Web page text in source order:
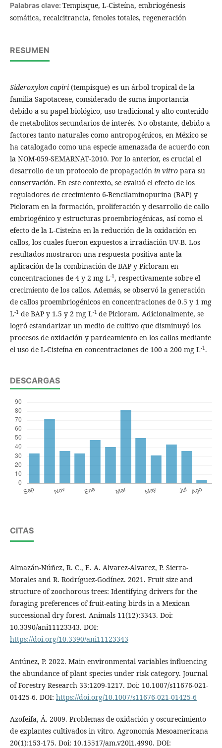
Palabras clave: Tempisque, L-Cisteína, embriogénesis
somática, recalcitrancia, fenoles totales, regeneración
RESUMEN
Sideroxylon capiri(tempisque) es un árbol tropical de la
familia Sapotaceae, considerado de suma importancia
debido a su papel biológico, uso tradicional y alto contenido
de metabolitos secundarios de interés. No obstante, debido a
factores tanto naturales como antropogénicos, en México se
ha catalogado como una especie amenazada de acuerdo con
la NOM-059-SEMARNAT-2010. Por lo anterior, es crucial el
desarrollo de un protocolo de propagación in vitropara su
conservación. En este contexto, se evaluó el efecto de los
reguladores de crecimiento 6-Bencilaminopurina (BAP) y
Picloram en la formación, proliferación y desarrollo de callo
embriogénico y estructuras proembriogénicas, así como el
efecto de la L-Cisteína en la reducción de la oxidación en
callos, los cuales fueron expuestos a irradiación UV-B. Los
resultados mostraron una respuesta positiva ante la
aplicación de la combinación de BAP y Picloram en
concentraciones de 4 y 2 mg L-1, respectivamente sobre el
crecimiento de los callos. Además, se observó la generación
de callos proembriogénicos en concentraciones de 0.5 y 1 mg
L-1 de BAP y 1.5 y 2 mg L-1 de Picloram. Adicionalmente, se
logró estandarizar un medio de cultivo que disminuyó los
procesos de oxidación y pardeamiento en los callos mediante
el uso de L-Cisteína en concentraciones de 100 a 200 mg L-1.
DESCARGAS
CITAS
Almazán-Núñez, R. C., E. A. Alvarez-Alvarez, P. Sierra-
Morales and R. Rodríguez-Godínez. 2021. Fruit size and
structure of zoochorous trees: Identifying drivers for the
foraging preferences of fruit-eating birds in a Mexican
successional dry forest. Animals 11(12):3343. Doi:
10.3390/ani11123343. DOI:
https://doi.org/10.3390/ani11123343
Antúnez, P. 2022. Main environmental variables influencing
the abundance of plant species under risk category. Journal
of Forestry Research 33:1209-1217. Doi: 10.1007/s11676-021-
01425-6. DOI: https://doi.org/10.1007/s11676-021-01425-6
Azofeifa, Á. 2009. Problemas de oxidación y oscurecimiento
de explantes cultivados in vitro. Agronomía Mesoamericana
20(1):153-175. Doi: 10.15517/am.v20i1.4990. DOI: